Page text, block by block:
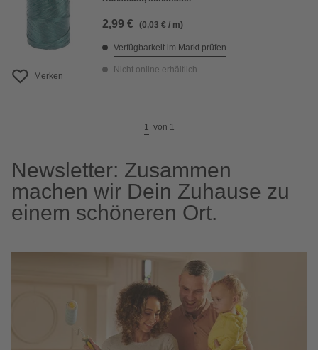
Merken
2,99 € (0,03 € / m)
Verfügbarkeit im Markt prüfen
Nicht online erhältlich
1 von 1
Newsletter: Zusammen
machen wir Dein Zuhause zu
einem schöneren Ort.